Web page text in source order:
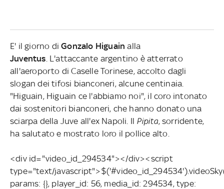
E' il giorno diGonzalo Higuain alla
Juventus . L'attaccante argentino è atterrato
all'aeroporto di Caselle Torinese, accolto dagli
slogan dei tifosi bianconeri, alcune centinaia.
"Higuain, Higuain ce l'abbiamo noi", il coro intonato
dai sostenitori bianconeri, che hanno donato una
sciarpa della Juve all'ex Napoli. Il Pipita, sorridente,
ha salutato e mostrato loro il pollice alto.
<div id="video_id_294534"></div><script
type="text/
params: {}, player_id: 56, media_id: 294534, type: